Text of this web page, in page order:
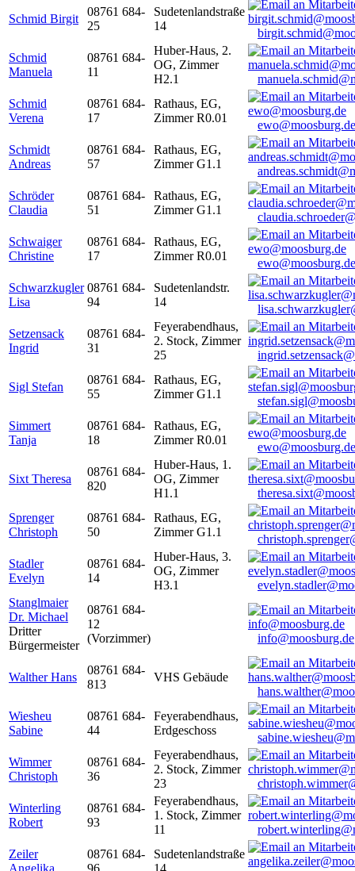
Schmid Birgit
08761 684-
25
Sudetenlandstraße
14
Schmid
Manuela
08761 684-
11
Huber-Haus, 2.
OG, Zimmer
H2.1
Schmid
Verena
08761 684-
17
Rathaus, EG,
Zimmer R0.01
ewo@moosburg.de
Schmidt
Andreas
08761 684-
57
Rathaus, EG,
Zimmer G1.1
Schröder
Claudia
08761 684-
51
Rathaus, EG,
Zimmer G1.1
Schwaiger
Christine
08761 684-
17
Rathaus, EG,
Zimmer R0.01
ewo@moosburg.de
Schwarzkugler
Lisa
08761 684-
94
Sudetenlandstr.
14
Setzensack
Ingrid
08761 684-
31
Feyerabendhaus,
2. Stock, Zimmer
25
Sigl Stefan
08761 684-
55
Rathaus, EG,
Zimmer G1.1
Simmert
Tanja
08761 684-
18
Rathaus, EG,
Zimmer R0.01
ewo@moosburg.de
Sixt Theresa
08761 684-
820
Huber-Haus, 1.
OG, Zimmer
H1.1
Sprenger
Christoph
08761 684-
50
Rathaus, EG,
Zimmer G1.1
Stadler
Evelyn
08761 684-
14
Huber-Haus, 3.
OG, Zimmer
H3.1
Stanglmaier
Dr. Michael
Dritter
Bürgermeister
08761 684-
12
(Vorzimmer)
info@moosburg.de
Walther Hans
08761 684-
813
VHS Gebäude
Wiesheu
Sabine
08761 684-
44
Feyerabendhaus,
Erdgeschoss
Wimmer
Christoph
08761 684-
36
Feyerabendhaus,
2. Stock, Zimmer
23
Winterling
Robert
08761 684-
93
Feyerabendhaus,
1. Stock, Zimmer
11
Zeiler
Angelika
08761 684-
96
Sudetenlandstraße
14